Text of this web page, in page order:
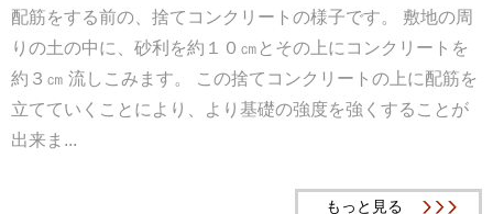
配筋をする前の、捨てコンクリートの様子です。 敷地の周
りの土の中に、砂利を約１０㎝とその上にコンクリートを
約３㎝ 流しこみます。 この捨てコンクリートの上に配筋を
立てていくことにより、より基礎の強度を強くすることが
出来ま...
もっと見る